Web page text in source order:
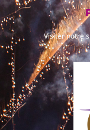
Visiter notre